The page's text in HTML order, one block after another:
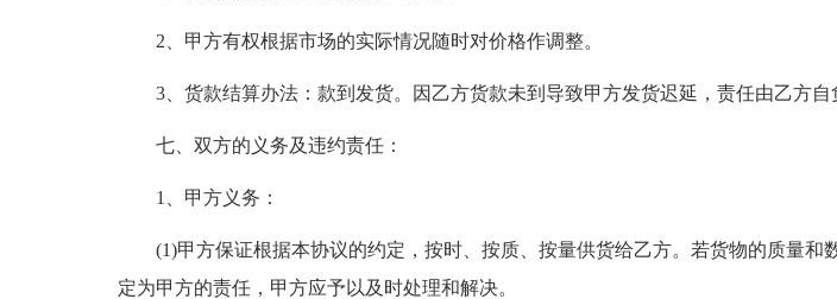
2、甲方有权根据市场的实际情况随时对价格作调整。
3、货款结算办法：款到发货。因乙方货款未到导致甲方发货迟延，责任由乙方自
七、双方的义务及违约责任：
1、甲方义务：
(1)甲方保证根据本协议的约定，按时、按质、按量供货给乙方。若货物的质量和
定为甲方的责任，甲方应予以及时处理和解决。